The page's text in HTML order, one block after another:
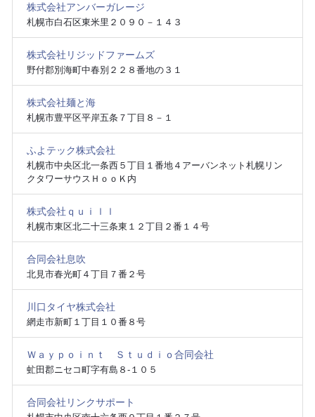
株式会社アンバーガレージ
札幌市白石区東米里２０９０－１４３
株式会社リジッドファームズ
野付郡別海町中春別２２８番地の３１
株式会社麺と海
札幌市豊平区平岸五条７丁目８－１
ふよテック株式会社
札幌市中央区北一条西５丁目１番地４アーバンネット札幌リン
クタワーサウスＨｏｏＫ内
株式会社ｑｕｉｌｌ
札幌市東区北二十三条東１２丁目２番１４号
合同会社息吹
北見市春光町４丁目７番２号
川口タイヤ株式会社
網走市新町１丁目１０番８号
Ｗａｙｐｏｉｎｔ Ｓｔｕｄｉｏ合同会社
虻田郡ニセコ町字有島８‐１０５
合同会社リンクサポート